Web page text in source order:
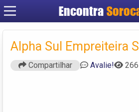
Encontra
Cadastrar
Criar conta
Alpha Sul Empreiteira
Compartilhar Avalie! 266